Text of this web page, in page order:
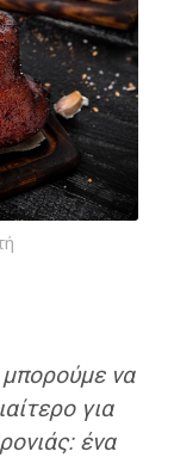
μπορούμε να
για
ένα